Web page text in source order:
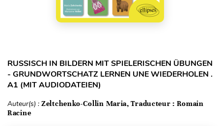
RUSSISCH IN BILDERN MIT SPIELERISCHEN ÜBUNGEN
- GRUNDWORTSCHATZ LERNEN UNE WIEDERHOLEN .
A1 (MIT AUDIODATEIEN)
Auteur(s) : Zeltchenko-Collin Maria, Traducteur : Romain
Racine